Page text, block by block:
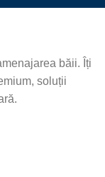
băii. Îți
soluții